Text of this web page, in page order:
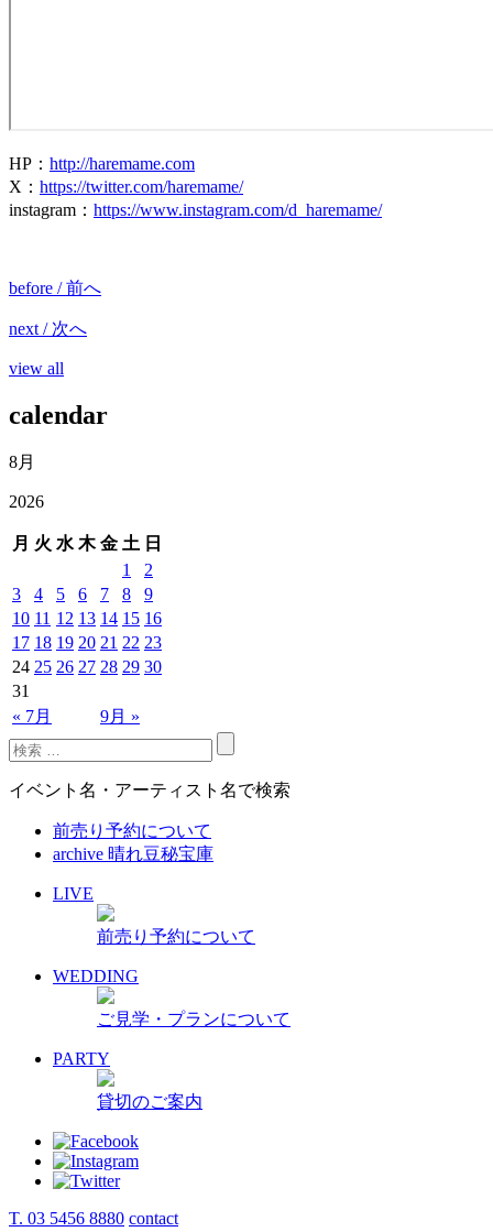
HP ： http://haremame.com
X： https://twitter.com/haremame/
instagram ： https://www.instagram.com/d_haremame/
before / 前へ
next / 次へ
view all
calendar
8月
2026
月 火 水 木 金 土 日
« 7月 9月 »
1
2
3
4 5 6 7 8
9
10 11 12 13 14 15 16
17 18 19 20 21 22 23
24 25 26 27 28 29 30
31
イベント名・アーティスト名で検索
前売り予約について
archive 晴れ豆秘宝庫
LIVE
前売り予約について
WEDDING
ご見学・プランについて
PARTY
貸切のご案内
T. 03 5456 8880 contact